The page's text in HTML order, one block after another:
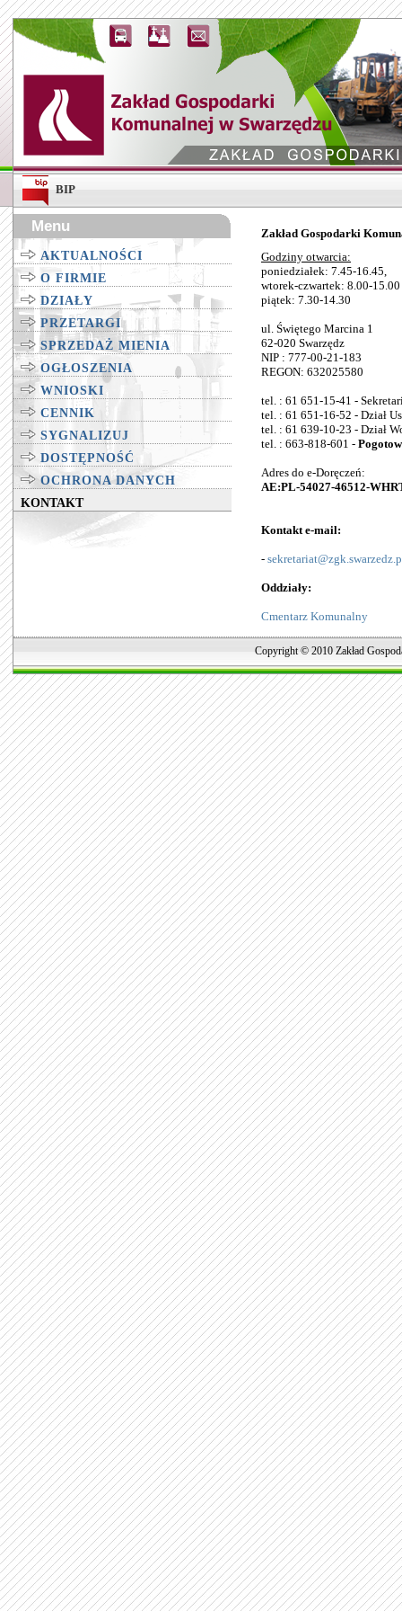
BIP
Menu
Zakład Gospodarki
Godziny otwarcia:
poniedziałek: 7.45-16.45,
wtorek-czwartek: 8.00-15.00
piątek: 7.30-14.30
ul. Świętego Marcina 1
62-020 Swarzędz
NIP : 777-00-21-183
REGON: 632025580
tel. : 61 651-15-41 -
tel. : 61 651-16-52 - Dział
tel. : 61 639-10-23 - Dział
tel. : 663-818-601 -
Adres do e-Doręczeń:
AE:PL-54027-46512-
Kontakt e-mail:
-
Oddziały:
Cmentarz Komunalny
AKTUALNOŚCI
O FIRMIE
DZIAŁY
PRZETARGI
SPRZEDAŻ MIENIA
OGŁOSZENIA
WNIOSKI
CENNIK
SYGNALIZUJ
DOSTĘPNOŚĆ
OCHRONA DANYCH
KONTAKT
Copyright © 2010 Zakład